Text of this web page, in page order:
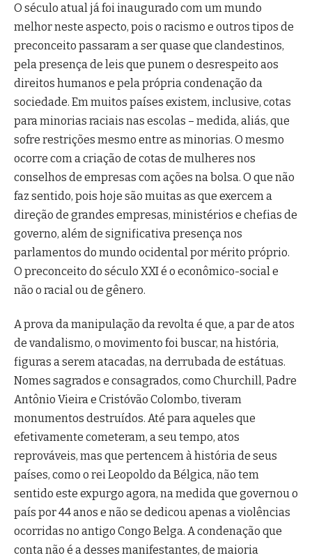
O século atual já foi inaugurado com um mundo
melhor neste aspecto, pois o racismo e outros tipos de
preconceito passaram a ser quase que clandestinos,
pela presença de leis que punem o desrespeito aos
direitos humanos e pela própria condenação da
sociedade. Em muitos países existem, inclusive, cotas
para minorias raciais nas escolas – medida, aliás, que
sofre restrições mesmo entre as minorias. O mesmo
ocorre com a criação de cotas de mulheres nos
conselhos de empresas com ações na bolsa. O que não
faz sentido, pois hoje são muitas as que exercem a
direção de grandes empresas, ministérios e chefias de
governo, além de significativa presença nos
parlamentos do mundo ocidental por mérito próprio.
O preconceito do século XXI é o econômico-social e
não o racial ou de gênero.
A prova da manipulação da revolta é que, a par de atos
de vandalismo, o movimento foi buscar, na história,
figuras a serem atacadas, na derrubada de estátuas.
Nomes sagrados e consagrados, como Churchill, Padre
Antônio Vieira e Cristóvão Colombo, tiveram
monumentos destruídos. Até para aqueles que
efetivamente cometeram, a seu tempo, atos
reprováveis, mas que pertencem à história de seus
países, como o rei Leopoldo da Bélgica, não tem
sentido este expurgo agora, na medida que governou o
país por 44 anos e não se dedicou apenas a violências
ocorridas no antigo Congo Belga. A condenação que
conta não é a desses manifestantes, de maioria